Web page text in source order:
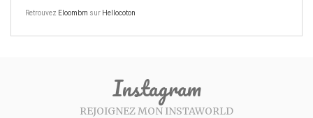
Retrouvez Eloombm sur Hellocoton
Instagram
REJOIGNEZ MON INSTAWORLD